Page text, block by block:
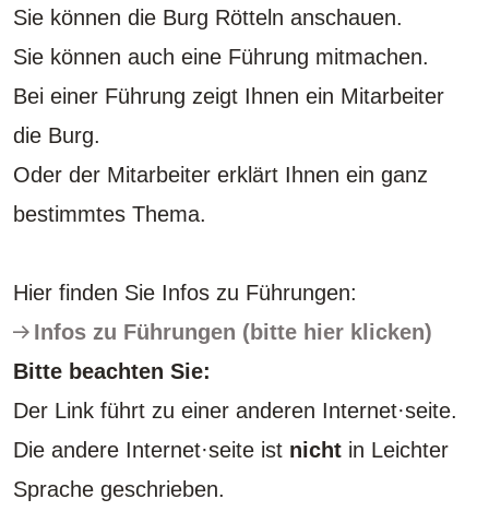
Sie können die Burg Rötteln anschauen.
Sie können auch eine Führung mitmachen.
Bei einer Führung zeigt Ihnen ein Mitarbeiter
die Burg.
Oder der Mitarbeiter erklärt Ihnen ein ganz
bestimmtes Thema.
Hier finden Sie Infos zu Führungen:
Infos zu Führungen (bitte hier klicken)
Bitte beachten Sie:
Der Link führt zu einer anderen Internet·seite.
Die andere Internet·seite ist nicht in Leichter
Sprache geschrieben.